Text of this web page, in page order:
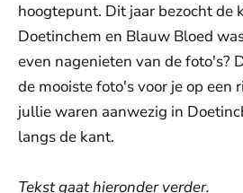
hoogtepunt. Dit jaar bezocht de
Doetinchem en Blauw Bloed
even nagenieten van de foto's?
de mooiste foto's voor je op een
jullie waren aanwezig in
langs de kant.
Tekst gaat hieronder verder.